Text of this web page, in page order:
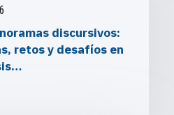
discursivos:
retos y desafíos en